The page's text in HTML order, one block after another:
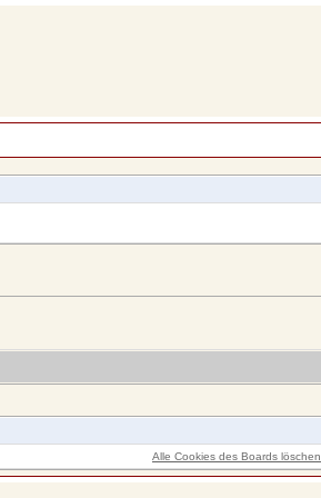
Alle Cookies des Boards löschen